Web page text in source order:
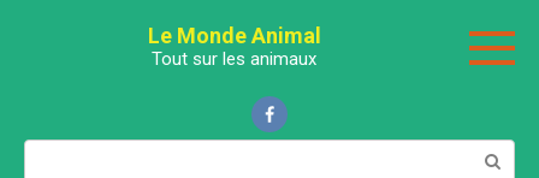
Le Monde Animal
Tout sur les animaux
Поиск: